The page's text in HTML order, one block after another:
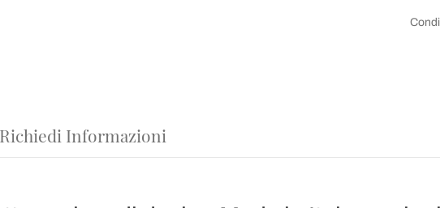
Richiedi Informazioni